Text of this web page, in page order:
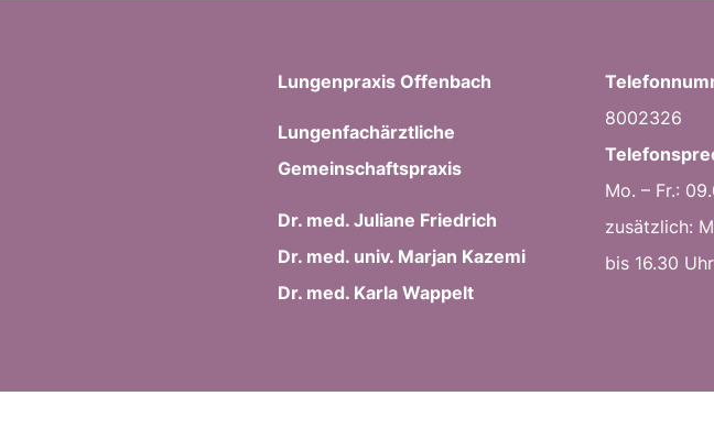
Lungenpraxis Offenbach
Lungenfachärztliche
Gemeinschaftspraxis
Dr. med. Juliane Friedrich
Dr. med. univ. Marjan Kazemi
Dr. med. Karla Wappelt
8002326
Mo. – Fr.:
zusätzlich:
bis 16.30 Uhr